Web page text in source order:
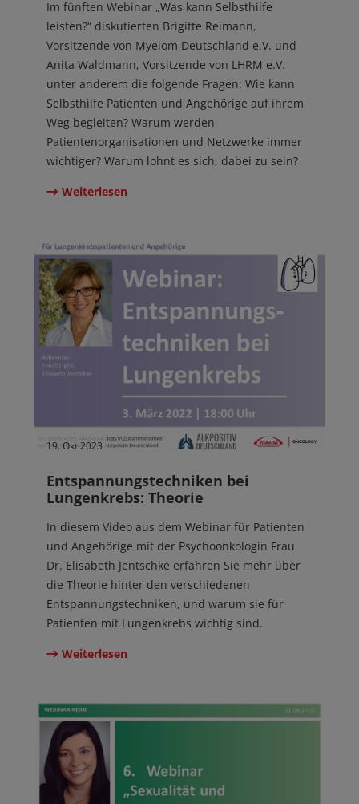
Im fünften Webinar „Was kann Selbsthilfe
leisten?“ diskutierten Brigitte Reimann,
Vorsitzende von Myelom Deutschland e.V. und
Anita Waldmann, Vorsitzende von LHRM e.V.
unter anderem die folgende Fragen: Wie kann
Selbsthilfe Patienten und Angehörige auf ihrem
Weg begleiten? Warum werden
Patientenorganisationen und Netzwerke immer
wichtiger? Warum lohnt es sich, dabei zu sein?
Weiterlesen
19. Okt 2023
Entspannungstechniken bei
Lungenkrebs: Theorie
In diesem Video aus dem Webinar für Patienten
und Angehörige mit der Psychoonkologin Frau
Dr. Elisabeth Jentschke erfahren Sie mehr über
die Theorie hinter den verschiedenen
Entspannungstechniken, und warum sie für
Patienten mit Lungenkrebs wichtig sind.
Weiterlesen